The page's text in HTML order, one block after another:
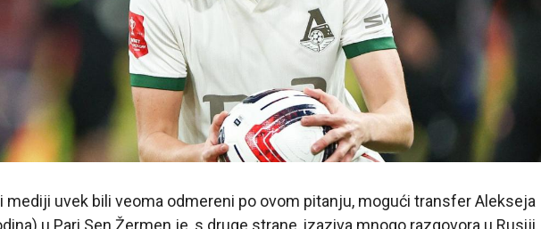
mediji uvek bili veoma odmereni po ovom pitanju, mogući transfer Alekseja
u Pari Sen Žermen je, s druge strane, izaziva mnogo razgovora u Rusiji.